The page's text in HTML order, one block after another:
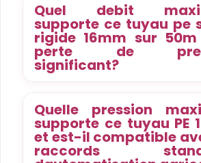
Quel debit
supporte ce tuyau pe
rigide 16mm sur 50m
perte de
significant?
Quelle pression
supporte ce tuyau PE
et est-il compatible
raccords